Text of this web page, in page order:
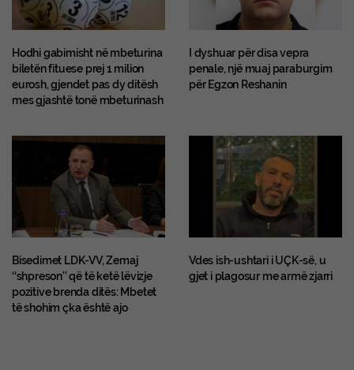
Hodhi gabimisht në mbeturina
biletën fituese prej 1 milion
eurosh, gjendet pas dy ditësh
mes gjashtë tonë mbeturinash
I dyshuar për disa vepra
penale, një muaj paraburgim
për Egzon Reshanin
Bisedimet LDK-VV, Zemaj
‘‘shpreson’’ që të ketë lëvizje
pozitive brenda ditës: Mbetet
të shohim çka është ajo
Vdes ish-ushtari i UÇK-së, u
gjet i plagosur me armë zjarri